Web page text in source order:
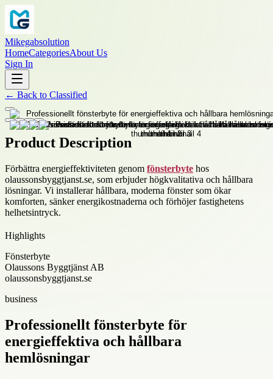
Mikegabsolution
HomeCategoriesAbout Us
Sign In
← Back to Classified
Product Description
Förbättra energieffektiviteten genom fönsterbyte hos
olaussonsbyggtjanst.se, som erbjuder högkvalitativa och hållbara
lösningar. Vi installerar hållbara, moderna fönster som ökar
komforten, sänker energikostnaderna och förhöjer fastighetens
helhetsintryck.
Highlights
Fönsterbyte
Olaussons Byggtjänst AB
olaussonsbyggtjanst.se
business
Professionellt fönsterbyte för
energieffektiva och hållbara
hemlösningar